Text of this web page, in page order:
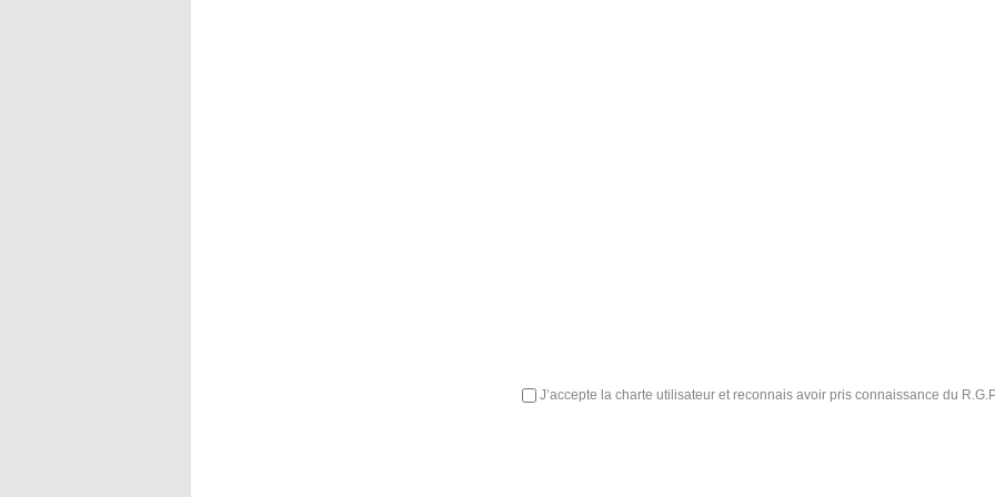
J’accepte la charte utilisateur et reconnais avoir pris connaissance du